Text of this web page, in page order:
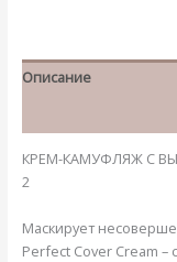
Описание
КРЕМ-КАМУФЛЯЖ С
2
Маскирует
Perfect Cover Cream